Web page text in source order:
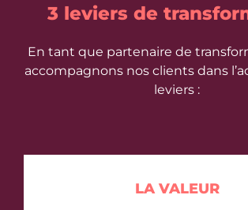
3 leviers de
En tant que partenaire de
accompagnons nos clients dans
leviers :
LA VALEUR